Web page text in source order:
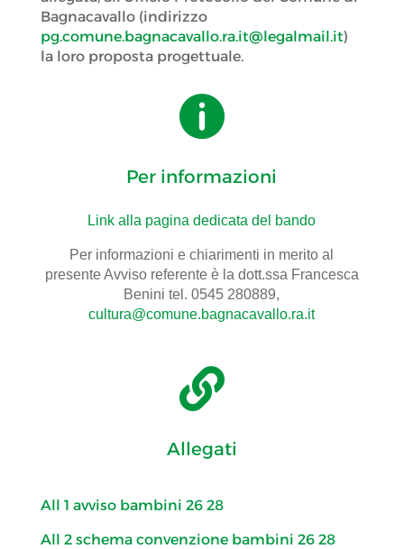
Bagnacavallo (indirizzo
pg.comune.bagnacavallo.ra.it@legalmail.it)
la loro proposta progettuale.

Per informazioni
Link alla pagina dedicata del bando
Per informazioni e chiarimenti in merito al
presente Avviso referente è la dott.ssa Francesca
Benini tel. 0545 280889,
cultura@comune.bagnacavallo.ra.it

Allegati
All 1 avviso bambini 26 28
All 2 schema convenzione bambini 26 28